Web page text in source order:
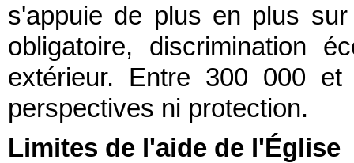
s'appuie de plus en plus
obligatoire, discrimination
extérieur. Entre 300 000
perspectives ni protection.
Limites de l'aide de l'Église